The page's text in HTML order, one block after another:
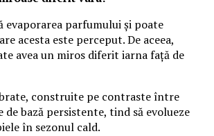
evaporarea parfumului și poate
acesta este perceput. De aceea,
avea un miros diferit iarna față de
construite pe contraste între
bază persistente, tind să evolueze
în sezonul cald.